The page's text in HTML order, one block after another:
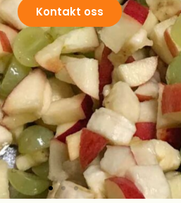
Kontakt oss